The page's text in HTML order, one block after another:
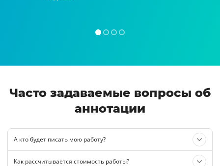
Часто задаваемые вопросы об
аннотации
А кто будет писать мою работу?
Как рассчитывается стоимость работы?